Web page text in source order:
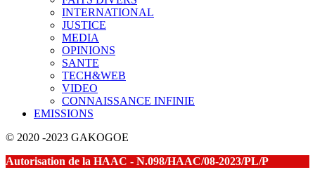
INTERNATIONAL
JUSTICE
MEDIA
OPINIONS
SANTE
TECH&WEB
VIDEO
CONNAISSANCE INFINIE
EMISSIONS
© 2020 -2023 GAKOGOE
Autorisation de la HAAC - N.098/HAAC/08-2023/PL/P